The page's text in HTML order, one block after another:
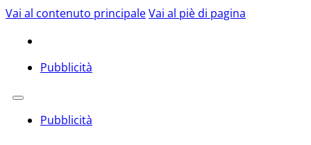
Vai al contenuto principaleVai al piè di pagina
Pubblicità
Pubblicità